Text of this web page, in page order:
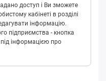
доступ і Ви зможете
кабінеті в розділі
інформацію.
підприємства - кнопка
інформацією про